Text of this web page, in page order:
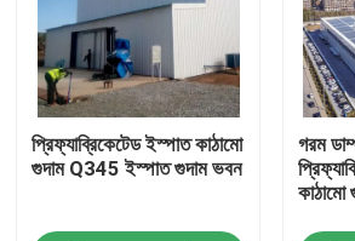
প্রিফ্যাব্রিকেটেড ইস্পাত কাঠামো
গুদাম Q345 ইস্পাত গুদাম ভবন
গরম
কাঠামো